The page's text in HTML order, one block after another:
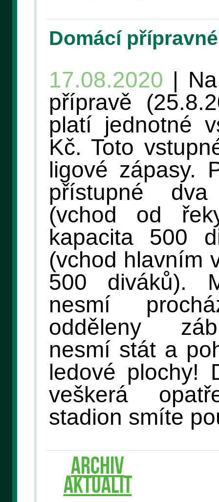
Domácí
17.08.2020 |
přípravě
platí jednotné
Kč. Toto
ligové zápasy.
přístupné
(vchod od
kapacita 500
(vchod hlavním
500 diváků).
nesmí
odděleny
nesmí stát a
ledové plochy!
veškerá
stadion smíte
ARCHIV
AKTUALIT